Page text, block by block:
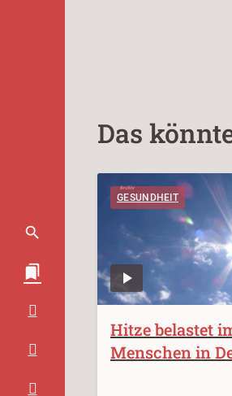
Das
GESUNDHEIT
Hitze belastet
Menschen in